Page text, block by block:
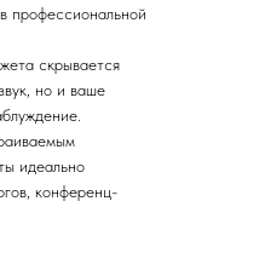
профессиональной
скрывается
но и ваше
идеально
конференц-